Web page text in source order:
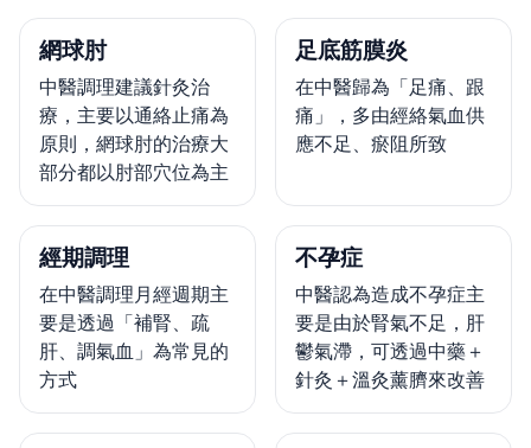
網球肘
中醫調理建議針灸治
療，主要以通絡止痛為
原則，網球肘的治療大
部分都以肘部穴位為主
足底筋膜炎
在中醫歸為「足痛、跟
痛」，多由經絡氣血供
應不足、瘀阻所致
經期調理
在中醫調理月經週期主
要是透過「補腎、疏
肝、調氣血」為常見的
方式
不孕症
中醫認為造成不孕症主
要是由於腎氣不足，肝
鬱氣滯，可透過中藥＋
針灸＋溫灸薰臍來改善